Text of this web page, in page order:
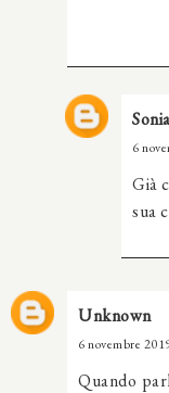
6
Già
sua
Unknown
6 novembre
Quando